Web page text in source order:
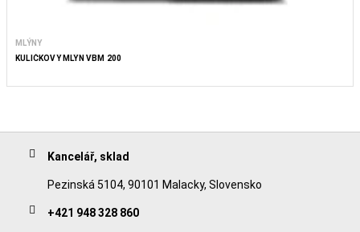
MLÝNY
KULIČKOVÝ MLÝN VBM 200
Kancelář, sklad
Pezinská 5104, 90101 Malacky, Slovensko
+421 948 328 860